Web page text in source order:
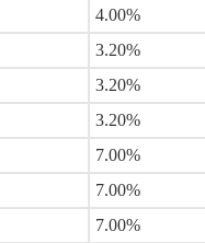
4.00%
3.20%
3.20%
3.20%
7.00%
7.00%
7.00%